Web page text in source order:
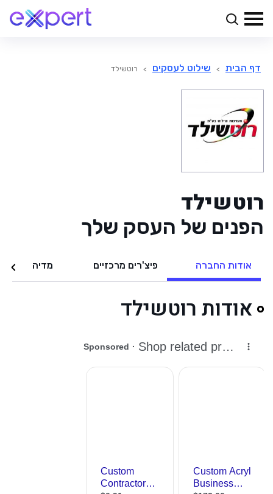
דף הבית > שילוט לעסקים > רוטשילד
רוטשילד
הפנים של העסק שלך
אודות החברה פיצ'רים מרכזיים מדיה
אודות רוטשילד